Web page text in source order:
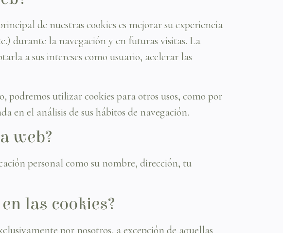
de nuestras cookies es mejorar su experiencia
durante la navegación y en futuras visitas. La
a sus intereses como usuario, acelerar las
podremos utilizar cookies para otros usos, como por
en el análisis de sus hábitos de navegación.
web?
personal como su nombre, dirección, tu
las cookies?
por nosotros, a excepción de aquellas